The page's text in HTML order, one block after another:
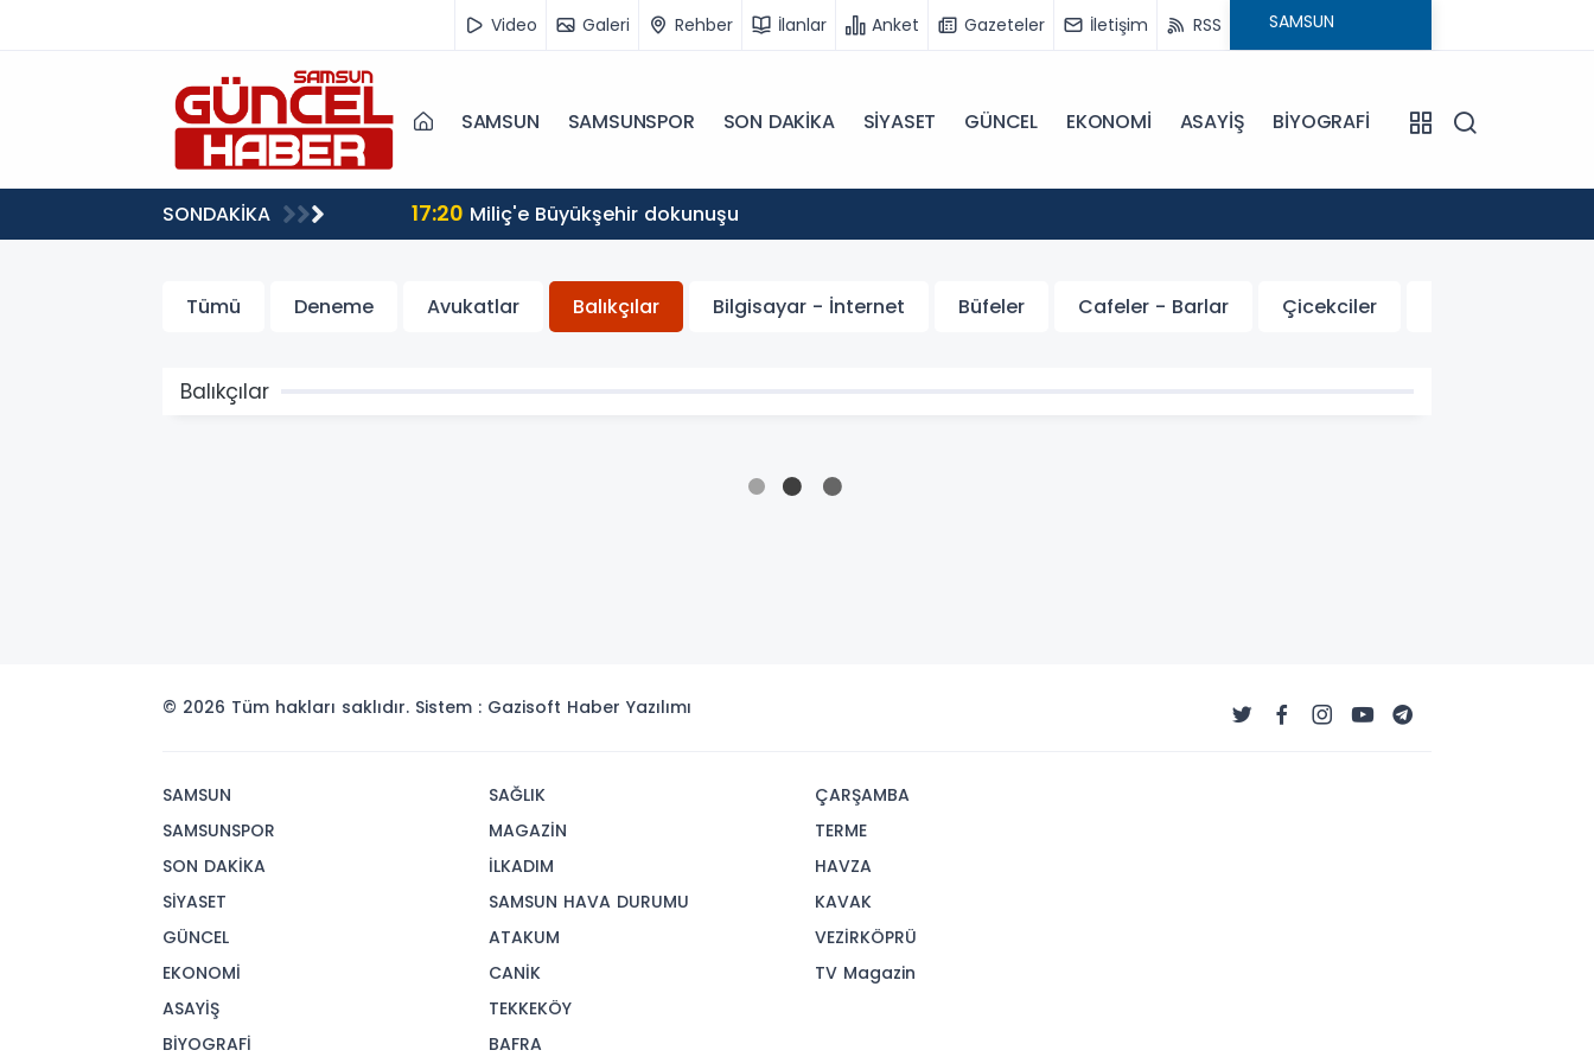
Video Galeri Rehber İlanlar Anket Gazeteler İletişim RSS
SAMSUN SAMSUNSPOR SON DAKİKA SİYASET GÜNCEL EKONOMİ ASAYİŞ BİYOGRAFİ
SONDAKİKA 17:20 Miliç'e Büyükşehir dokunuşu
Tümü Deneme Avukatlar Balıkçılar Bilgisayar - İnternet Büfeler Cafeler - Barlar Çicekciler
Balıkçılar
© 2026 Tüm hakları saklıdır. Sistem : Gazisoft Haber Yazılımı
SAMSUN
SAMSUNSPOR
SON DAKİKA
SİYASET
GÜNCEL
EKONOMİ
ASAYİŞ
BİYOGRAFİ
SAĞLIK
MAGAZİN
İLKADIM
SAMSUN HAVA DURUMU
ATAKUM
CANİK
TEKKEKÖY
BAFRA
ÇARŞAMBA
TERME
HAVZA
KAVAK
VEZİRKÖPRÜ
TV Magazin